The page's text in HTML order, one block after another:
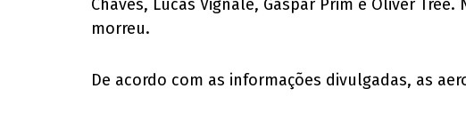
Chaves, Lucas Vignale, Gaspar Prim e Oliver
morreu.
De acordo com as informações divulgadas, as